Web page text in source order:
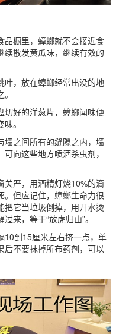
橱里，蟑螂就不会接近食
续散发黄瓜味，继续有效的
，放在蟑螂经常出没的地
好的洋葱片，蟑螂闻味便
。
之间所有的缝隙之内，墙
向这些地方喷洒杀虫剂，
严，用酒精灯烧10%的滴
。但应记住，蟑螂生命力很
把它当垃圾倒掉，用开水烫
来，等于“放虎归山”。
到15厘米左右挤一点，单
后不要抹掉所布药剂，可以